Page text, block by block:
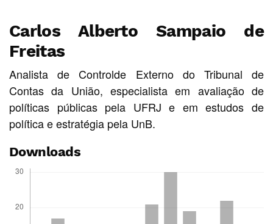
Carlos Alberto Sampaio de
Freitas
Analista de Controlde Externo do Tribunal de
Contas da União, especialista em avaliação de
políticas públicas pela UFRJ e em estudos de
política e estratégia pela UnB.
Downloads